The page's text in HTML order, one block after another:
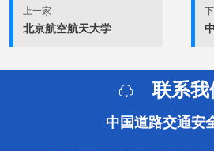
上一家
北京航空航天大学
联系我
中国道路交通安